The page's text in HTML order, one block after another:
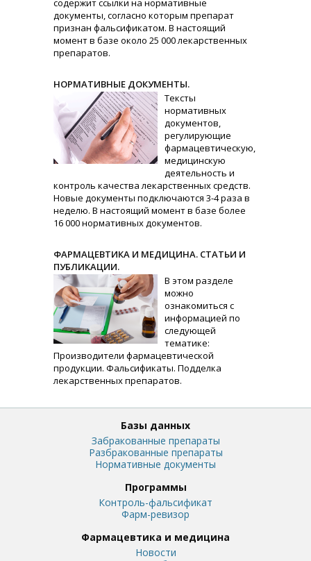
содержит ссылки на нормативные
документы, согласно которым препарат
признан фальсификатом. В настоящий
момент в базе около 25 000 лекарственных
препаратов.
НОРМАТИВНЫЕ ДОКУМЕНТЫ.
Тексты
нормативных
документов,
регулирующие
фармацевтическую,
медицинскую
деятельность и
контроль качества лекарственных средств.
Новые документы подключаются 3-4 раза в
неделю. В настоящий момент в базе более
16 000 нормативных документов.
ФАРМАЦЕВТИКА И МЕДИЦИНА. СТАТЬИ И
ПУБЛИКАЦИИ.
В этом разделе
можно
ознакомиться с
информацией по
следующей
тематике:
Производители фармацевтической
продукции. Фальсификаты. Подделка
лекарственных препаратов.
Базы данных
Забракованные препараты
Разбракованные препараты
Нормативные документы
Программы
Контроль-фальсификат
Фарм-ревизор
Фармацевтика и медицина
Новости